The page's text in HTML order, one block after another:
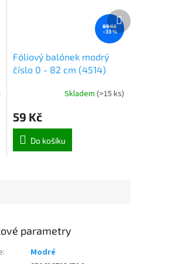
89 Kč
–33 %
Fóliový balónek modrý
číslo 0 - 82 cm (4514)
Skladem (>15 ks)
59 Kč
Do košíku
Další
produkt
parametry
:
Modré